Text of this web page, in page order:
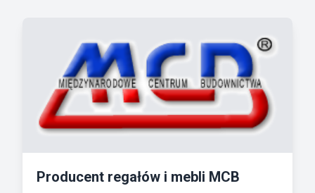
Producent regałów i mebli MCB